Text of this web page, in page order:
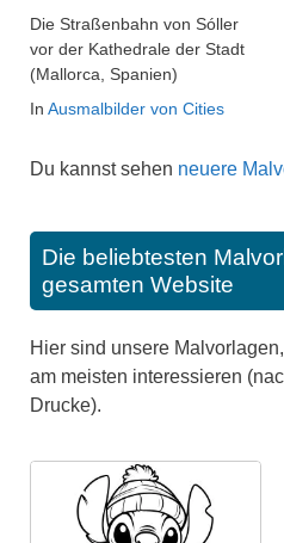
Die Straßenbahn von Sóller
vor der Kathedrale der Stadt
(Mallorca, Spanien)
In Ausmalbilder von Cities
Du kannst sehen neuere
Die beliebtesten
gesamten Website
Hier sind unsere
am meisten interessieren
Drucke).